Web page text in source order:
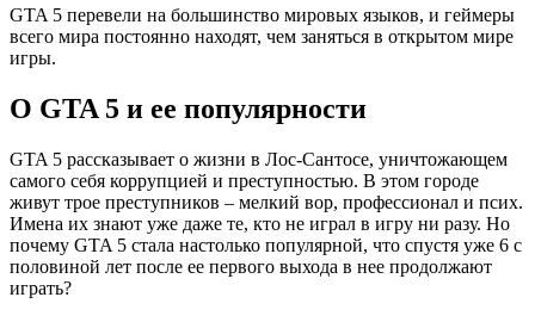
GTA 5 перевели на большинство мировых языков, и геймеры
всего мира постоянно находят, чем заняться в открытом мире
игры.
О GTA 5 и ее популярности
GTA 5 рассказывает о жизни в Лос-Сантосе, уничтожающем
самого себя коррупцией и преступностью. В этом городе
живут трое преступников – мелкий вор, профессионал и псих.
Имена их знают уже даже те, кто не играл в игру ни разу. Но
почему GTA 5 стала настолько популярной, что спустя уже 6 с
половиной лет после ее первого выхода в нее продолжают
играть?